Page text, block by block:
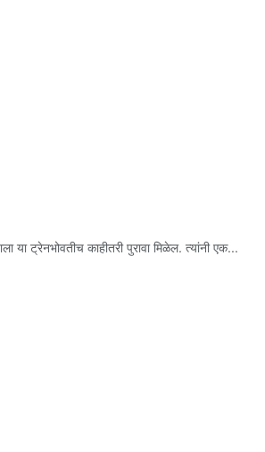
ट्रेनभोवतीच काहीतरी पुरावा मिळेल. त्यांनी एक...